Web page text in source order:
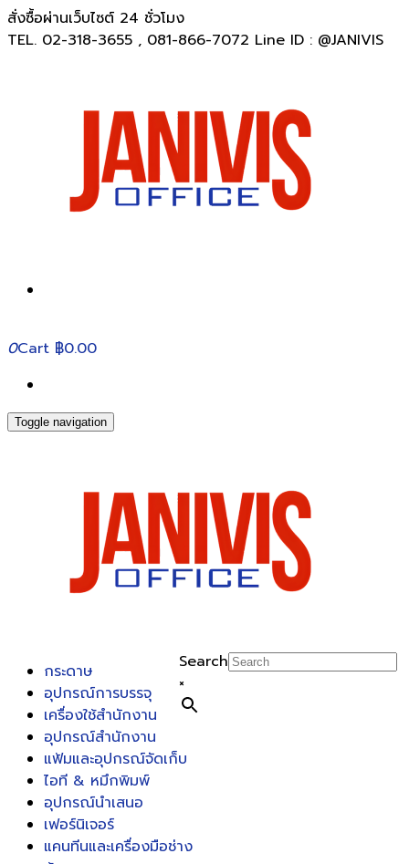
สั่งซื้อผ่านเว็บไซต์ 24 ชั่วโมง
TEL. 02-318-3655 , 081-866-7072 Line ID : @JANIVIS
0Cart ฿0.00
Toggle navigation
Search
×
กระดาษ
อุปกรณ์การบรรจุ
เครื่องใช้สำนักงาน
อุปกรณ์สำนักงาน
แฟ้มและอุปกรณ์จัดเก็บ
ไอที & หมึกพิมพ์
อุปกรณ์นำเสนอ
เฟอร์นิเจอร์
แคนทีนและเครื่องมือช่าง